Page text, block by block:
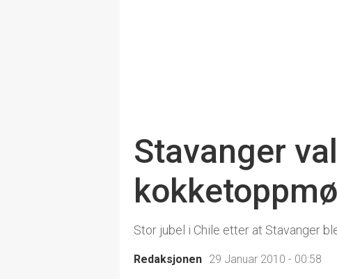
Stavanger
Stor jubel i Chile etter at Stavanger
Redaksjonen 29 Januar 2010 - 00:58